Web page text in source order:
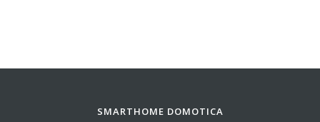
SMARTHOME DOMOTICA